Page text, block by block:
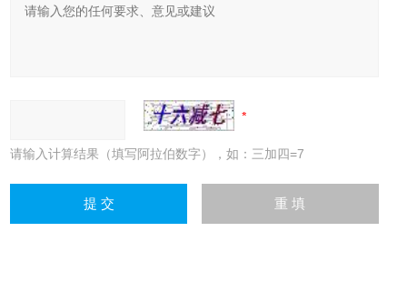
请输入计算结果（填写阿拉伯数字），如：三加四=7